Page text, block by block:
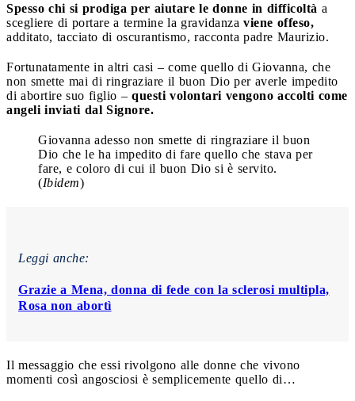
Spesso chi si prodiga per aiutare le donne in difficoltà a
scegliere di portare a termine la gravidanza viene offeso,
additato, tacciato di oscurantismo, racconta padre Maurizio.
Fortunatamente in altri casi – come quello di Giovanna, che
non smette mai di ringraziare il buon Dio per averle impedito
di abortire suo figlio – questi volontari vengono accolti come
angeli inviati dal Signore.
Giovanna adesso non smette di ringraziare il buon
Dio che le ha impedito di fare quello che stava per
fare, e coloro di cui il buon Dio si è servito.
(Ibidem)
Leggi anche:
Grazie a Mena, donna di fede con la sclerosi multipla,
Rosa non abortì
Il messaggio che essi rivolgono alle donne che vivono
momenti così angosciosi è semplicemente quello di…